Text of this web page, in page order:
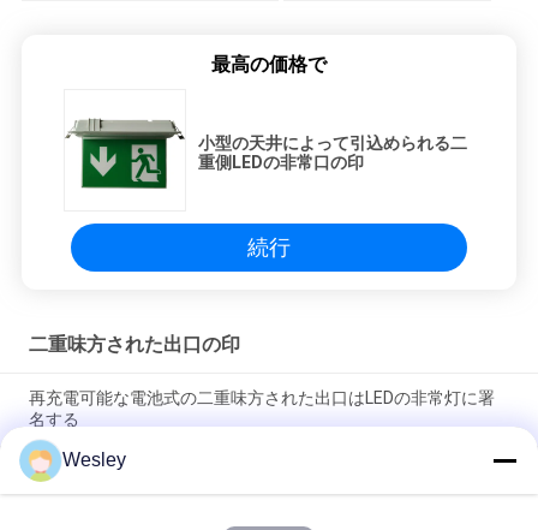
最高の価格で
小型の天井によって引込められる二
重側LEDの非常口の印
続行
二重味方された出口の印
再充電可能な電池式の二重味方された出口はLEDの非常灯に署
名する
110V / 220V二重味方された出口の印の自己のテストの連続した
人の非常灯は維持した
Wesley